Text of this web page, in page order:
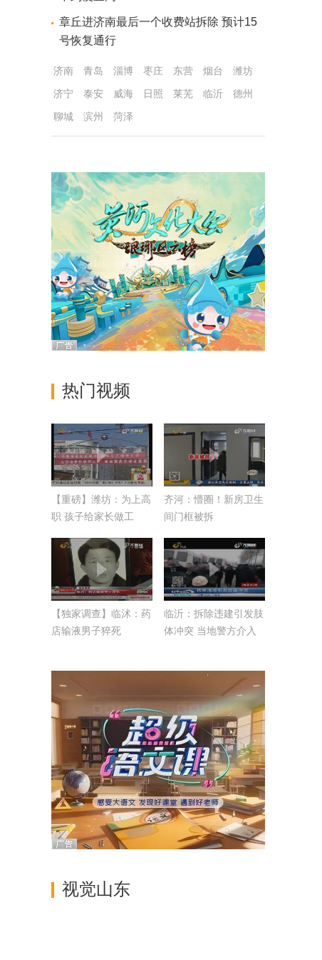
章丘进济南最后一个收费站拆除 预计15
号恢复通行
济南 青岛 淄博 枣庄 东营 烟台
潍坊
济宁
泰安 威海 日照 莱芜 临沂
德州
聊城
滨州 菏泽
热门视频
【重磅】潍坊：为上高
职 孩子给家长做工
齐河：懵圈！新房卫生
间门框被拆
【独家调查】临沭：药
店输液男子猝死
临沂：拆除违建引发肢
体冲突 当地警方介入
视觉山东